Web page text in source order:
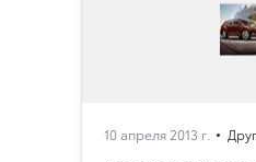
10 апреля 2013 г.